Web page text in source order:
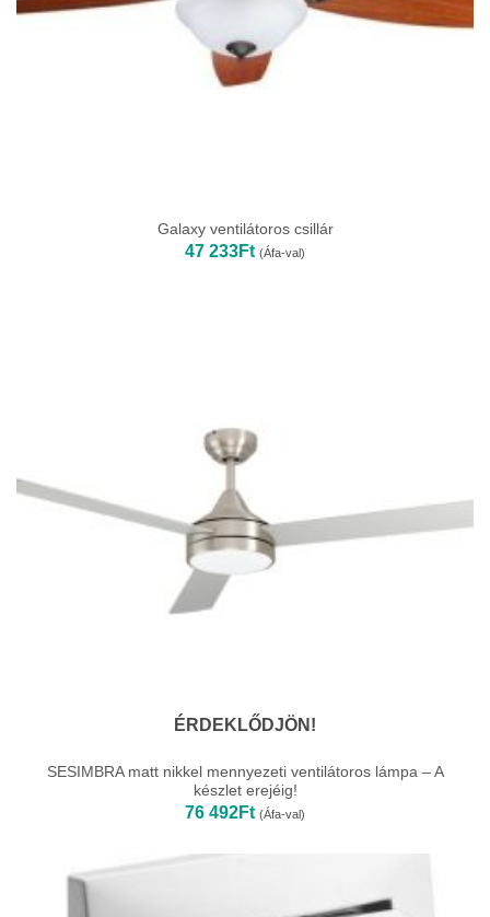
Galaxy ventilátoros csillár
47 233Ft (Áfa-val)
ÉRDEKLŐDJÖN!
SESIMBRA matt nikkel mennyezeti ventilátoros lámpa – A
készlet erejéig!
76 492Ft (Áfa-val)